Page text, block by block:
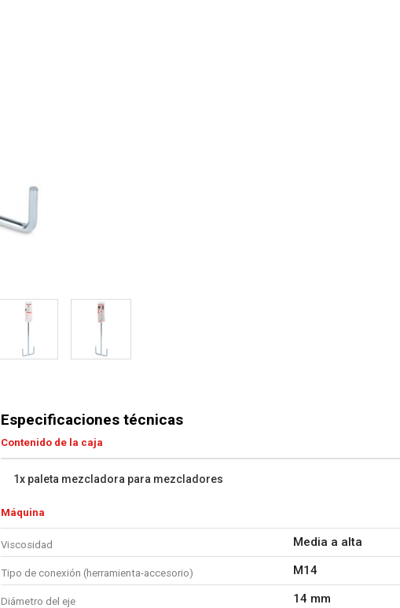
Especificaciones técnicas
Contenido de la caja
1x paleta mezcladora para mezcladores
Máquina
Viscosidad Media a alta
Tipo de conexión (herramienta-accesorio) M14
Diámetro del eje 14 mm